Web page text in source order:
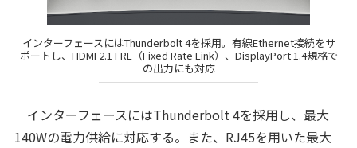
インターフェースにはThunderbolt 4を採用。有線Ethernet接続をサ
ポートし、HDMI 2.1 FRL（Fixed Rate Link）、DisplayPort 1.4規格で
の出力にも対応
インターフェースにはThunderbolt 4を採用し、最大
140Wの電力供給に対応する。また、RJ45を用いた最大